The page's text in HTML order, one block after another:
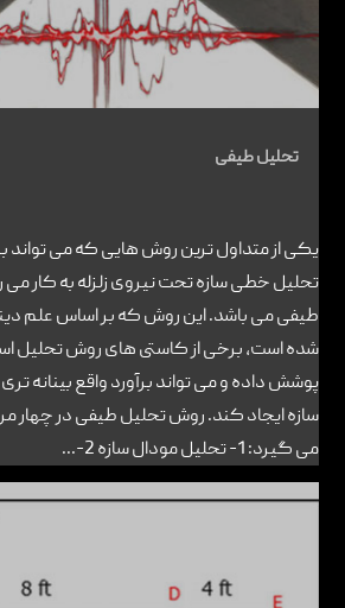
تحلیل طیفی
یکی از متداول ترین روش هایی که می تواند
تحلیل خطی سازه تحت نیروی زلزله به کار
طیفی می باشد. این روش که بر اساس علم
شده است، برخی از کاستی های روش تحلیل
پوشش داده و می تواند برآورد واقع بینانه تری
سازه ایجاد کند. روش تحلیل طیفی در چهار
می گیرد: 1- تحلیل مودال سازه 2-...